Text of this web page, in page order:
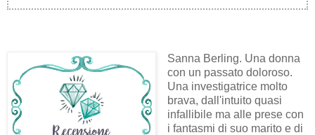
Sanna Berling. Una donna
con un passato doloroso.
Una investigatrice molto
brava, dall'intuito quasi
infallibile ma alle prese con
i fantasmi di suo marito e di